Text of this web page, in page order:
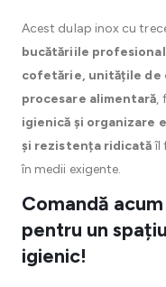
Acest dulap inox cu
bucătăriile
cofetărie, unitățile de
procesare alimentară,
igienică și organizare
și rezistența ridicatăîl
în medii exigente.
Comandă
pentru un
igienic!